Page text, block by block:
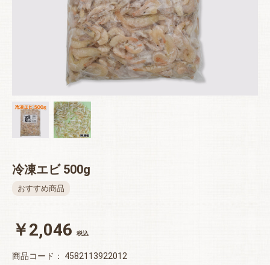
冷凍エビ 500g
おすすめ商品
￥2,046 税込
商品コード： 4582113922012